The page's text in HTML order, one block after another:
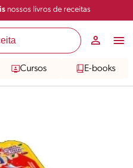
nossos livros de receitas
Cursos E-books